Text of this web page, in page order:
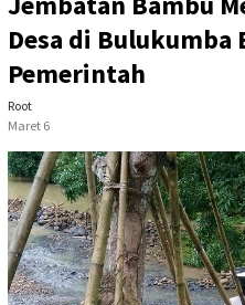
Desa di
Pemerintah
Root
Maret 6